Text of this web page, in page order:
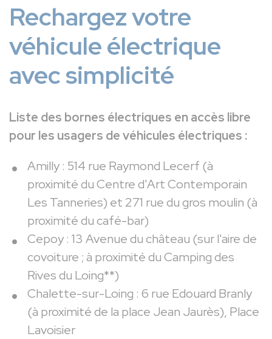
Rechargez votre
véhicule électrique
avec simplicité
Liste des bornes électriques en accès libre
pour les usagers de véhicules électriques :
Amilly : 514 rue Raymond Lecerf (à
proximité du Centre d'Art Contemporain
Les Tanneries) et 271 rue du gros moulin (à
proximité du café-bar)
Cepoy : 13 Avenue du château (sur l'aire de
covoiture ; à proximité du Camping des
Rives du Loing**)
Chalette-sur-Loing : 6 rue Edouard Branly
(à proximité de la place Jean Jaurès), Place
Lavoisier